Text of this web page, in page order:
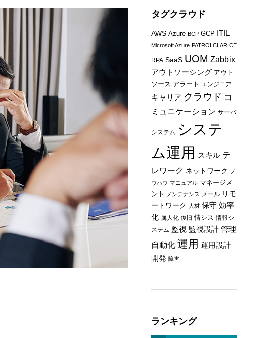
タグクラウド
AWS Azure BCP GCP ITIL
Microsoft Azure PATROLCLARICE
RPA SaaS UOM Zabbix
アウトソーシング アウト
ソース アラート エンジニア
キャリア クラウド コ
ミュニケーション サーバ
システム システ
ム運用 スキル テ
レワーク ネットワーク
ノ
ウハウ マニュアル マネージメ
ント
メンテナンス メール リモ
ートワーク
人材 保守 効率
化 属人化 復旧 情シス 情報シ
ステム 監視 監視設計 管理
自動化 運用 運用設計
開発 障害
ランキング